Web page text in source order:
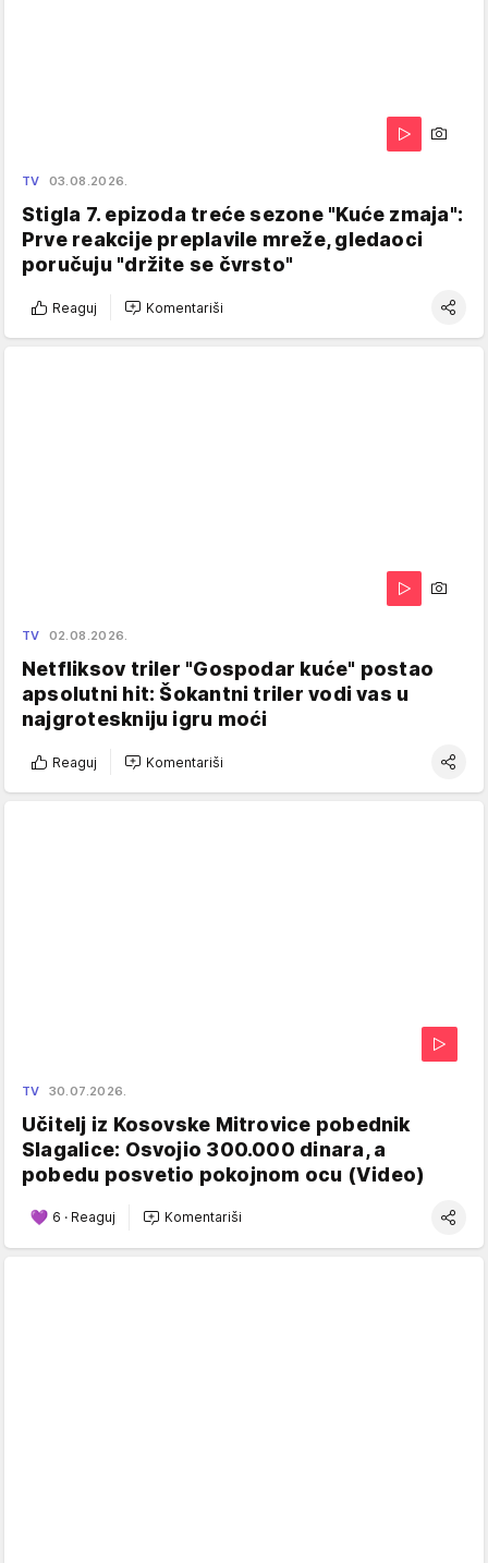
TV 03.08.2026.
Stigla 7. epizoda treće sezone "Kuće zmaja":
Prve reakcije preplavile mreže, gledaoci
poručuju "držite se čvrsto"
Reaguj Komentariši
TV 02.08.2026.
Netfliksov triler "Gospodar kuće" postao
apsolutni hit: Šokantni triler vodi vas u
najgroteskniju igru moći
Reaguj Komentariši
TV 30.07.2026.
Učitelj iz Kosovske Mitrovice pobednik
Slagalice: Osvojio 300.000 dinara, a
pobedu posvetio pokojnom ocu (Video)
6 · Reaguj Komentariši